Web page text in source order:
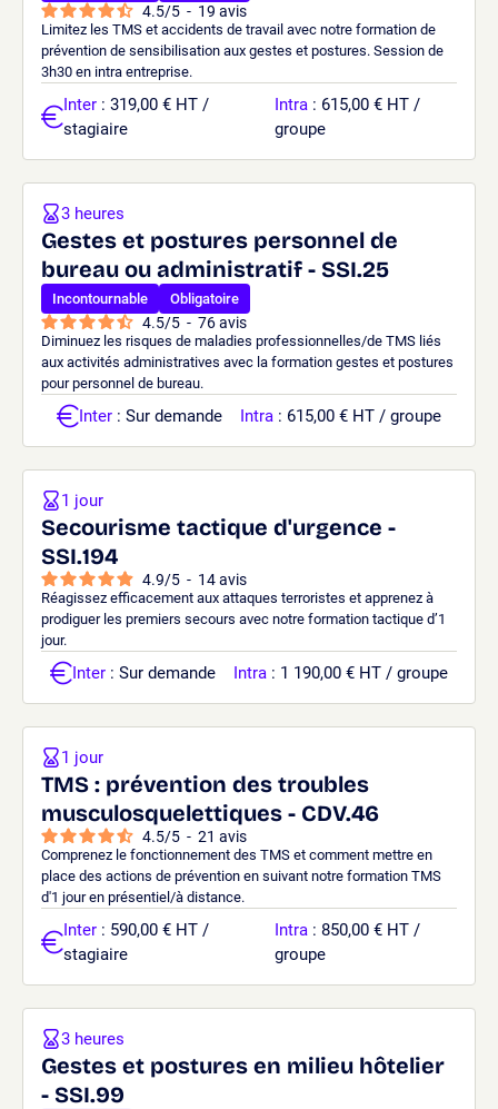
4.5/5 - 19 avis
Limitez les TMS et accidents de travail avec notre formation de
prévention de sensibilisation aux gestes et postures. Session de
3h30 en intra entreprise.
Inter : 319,00 € HT /
stagiaire
Intra : 615,00 € HT /
groupe
Gestes et postures personnel de
bureau ou administratif - SSI.25
Incontournable Obligatoire
4.5/5 - 76avis
Diminuez les risques de maladies professionnelles/de TMS liés
aux activités administratives avec la formation gestes et postures
pour personnel de bureau.
3 heures
Inter : Sur demande Intra : 615,00 € HT / groupe
Secourisme tactique d'urgence -
SSI.194
4.9/5 - 14avis
Réagissez efficacement aux attaques terroristes et apprenez à
prodiguer les premiers secours avec notre formation tactique d’1
jour.
1 jour
Inter : Sur demande Intra : 1 190,00 € HT / groupe
TMS : prévention des troubles
musculosquelettiques - CDV.46
4.5/5 - 21 avis
Comprenez le fonctionnement des TMS et comment mettre en
place des actions de prévention en suivant notre formation TMS
d'1 jour en présentiel/à distance.
1 jour
Inter : 590,00 € HT /
stagiaire
Intra : 850,00 € HT /
groupe
Gestes et postures en milieu hôtelier
- SSI.99
3 heures